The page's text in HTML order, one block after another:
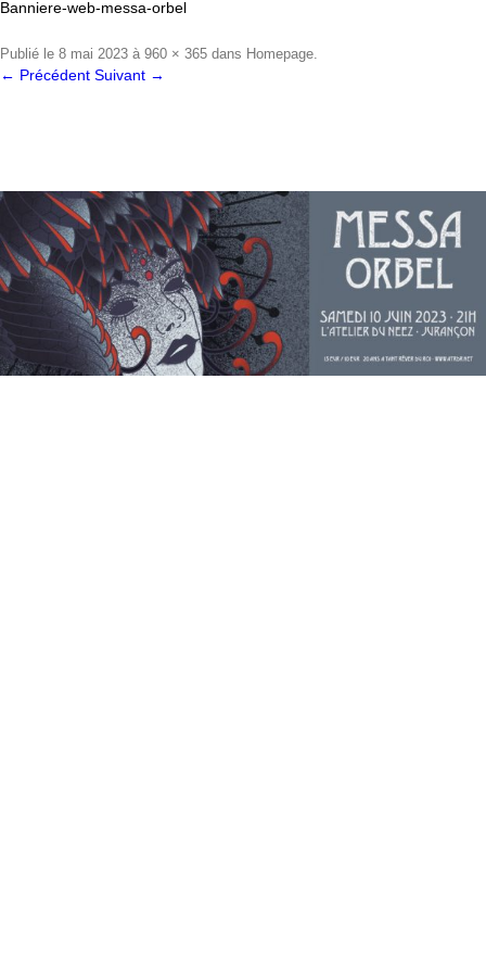
Banniere-web-messa-orbel
Publié le 8 mai 2023 à 960 × 365 dans Homepage.
← Précédent Suivant →